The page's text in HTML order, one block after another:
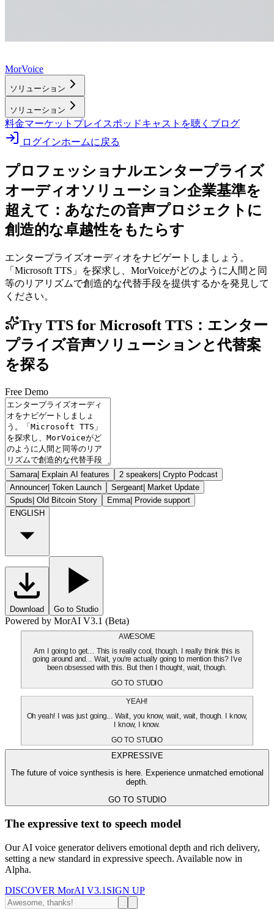
MorVoice
ソリューション
ソリューション
料金マーケットプレイスポッドキャストを聴く ブログ
ログインホームに戻る
プロフェッショナルエンタープライズ
オーディオソリューション企業基準を
超えて：あなたの音声プロジェクトに
創造的な卓越性をもたらす
エンタープライズオーディオをナビゲートしましょう。
「Microsoft TTS」を探求し、MorVoiceがどのように人間と同
等のリアリズムで創造的な代替手段を提供するかを発見して
ください。
Try TTS for Microsoft TTS：エンター
プライズ音声ソリューションと代替案
を探る
Free Demo
Samara| Explain AI features 2 speakers| Crypto Podcast
Announcer| Token Launch Sergeant| Market Update
Spuds| Old Bitcoin Story Emma| Provide support
ENGLISH
Download Go to Studio
Powered by MorAI V3.1 (Beta)
AWESOME
Am I going to get... This is really cool, though. I really think this is
going around and... Wait, you're actually going to mention this? I've
been obsessed with this. But then I thought, wait, though.
GO TO STUDIO
YEAH!
Oh yeah! I was just going... Wait, you know, wait, wait, though. I know,
I know, I know.
GO TO STUDIO
EXPRESSIVE
The future of voice synthesis is here. Experience unmatched emotional
depth.
GO TO STUDIO
The expressive text to speech model
Our AI voice generator delivers emotional depth and rich delivery,
setting a new standard in expressive speech. Available now in
Alpha.
DISCOVER MorAI V3.1 SIGN UP